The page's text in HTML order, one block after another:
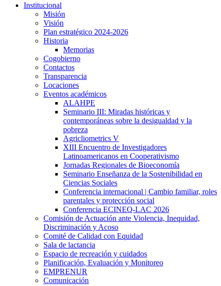
Institucional
Misión
Visión
Plan estratégico 2024-2026
Historia
Memorias
Cogobierno
Contactos
Transparencia
Locaciones
Eventos académicos
ALAHPE
Seminario III: Miradas históricas y
contemporáneas sobre la desigualdad y la
pobreza
Agricliometrics V
XIII Encuentro de Investigadores
Latinoamericanos en Cooperativismo
Jornadas Regionales de Bioeconomía
Seminario Enseñanza de la Sostenibilidad en
Ciencias Sociales
Conferencia internacional | Cambio familiar, roles
parentales y protección social
Conferencia ECINEQ-LAC 2026
Comisión de Actuación ante Violencia, Inequidad,
Discriminación y Acoso
Comité de Calidad con Equidad
Sala de lactancia
Espacio de recreación y cuidados
Planificación, Evaluación y Monitoreo
EMPRENUR
Comunicación